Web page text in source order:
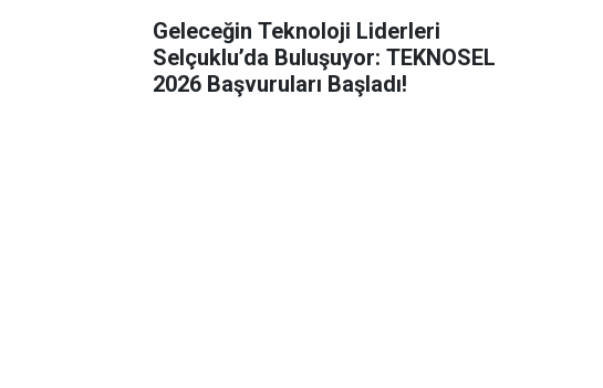
Geleceğin Teknoloji Liderleri
Selçuklu’da Buluşuyor: TEKNOSEL
2026 Başvuruları Başladı!